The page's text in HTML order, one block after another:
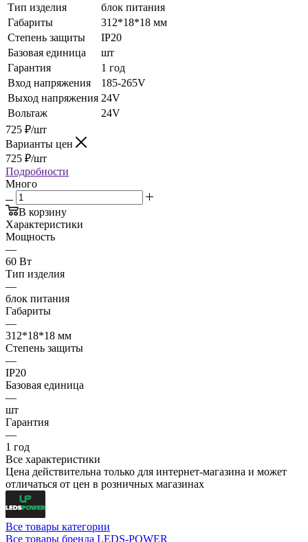
Тип изделия
блок питания
Габариты
312*18*18 мм
Степень защиты
IP20
Базовая единица
шт
Гарантия
1 год
Вход напряжения
185-265V
Выход напряжения 24V
Вольтаж
24V
725 ₽/шт
Варианты цен
725 ₽/шт
Подробности
Много
В корзину
Характеристики
Мощность
—
60 Вт
Тип изделия
—
блок питания
Габариты
—
312*18*18 мм
Степень защиты
—
IP20
Базовая единица
—
шт
Гарантия
—
1 год
Все характеристики
Цена действительна только для интернет-магазина и может
отличаться от цен в розничных магазинах
Все товары категории
Все товары бренда LEDS-POWER